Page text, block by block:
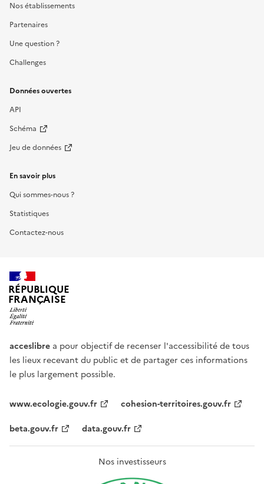
Nos établissements
Partenaires
Une question ?
Challenges
Données ouvertes
API
Schéma
Jeu de données
En savoir plus
Qui sommes-nous ?
Statistiques
Contactez-nous
RÉPUBLIQUE
FRANÇAISE
acceslibre a pour objectif de recenser l'accessibilité de tous
les lieux recevant du public et de partager ces informations
le plus largement possible.
www.ecologie.gouv.fr
cohesion-territoires.gouv.fr
beta.gouv.fr
data.gouv.fr
Nos investisseurs